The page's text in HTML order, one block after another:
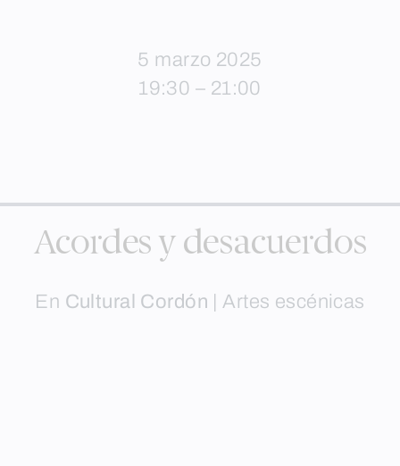
5 marzo 2025
19:30 – 21:00
Acordes y desacuerdos
En Cultural Cordón |Artes escénicas